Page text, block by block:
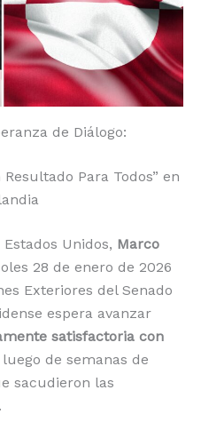
k r
de Diálogo:
Para Todos” en
Unidos, Marco
28 de enero de 2026
Exteriores del Senado
espera avanzar
satisfactoria con
luego de semanas de
sacudieron las